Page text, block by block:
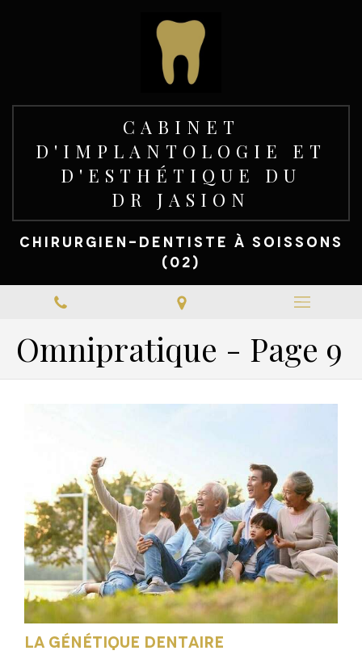
CABINET
D'IMPLANTOLOGIE ET
D'ESTHÉTIQUE DU
DR JASION
CHIRURGIEN-DENTISTE À SOISSONS
(02)
Omnipratique - Page 9
La génétique dentaire